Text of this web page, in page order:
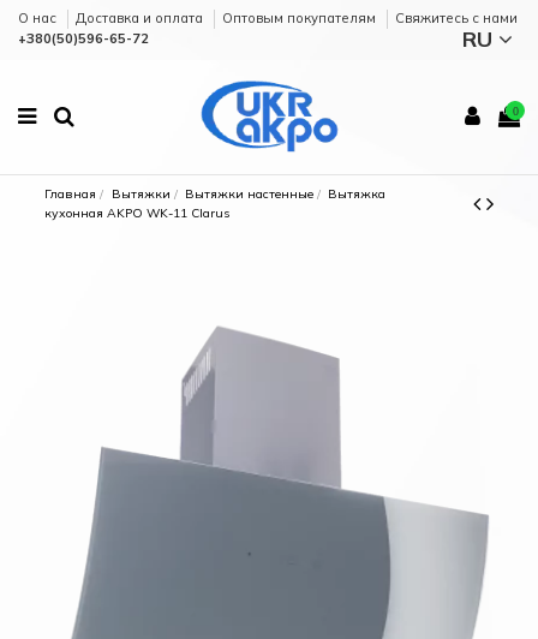
О нас Доставка и оплата Оптовым покупателям
Cвяжитесь с нами
+380(50)596-65-72
RU
0
Главная Вытяжки Вытяжки настенные
Вытяжка
кухонная AKPO WK-11 Clarus